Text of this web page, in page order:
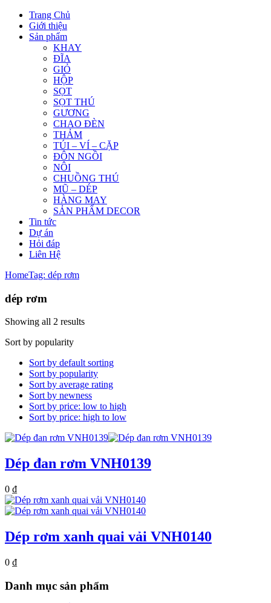
Trang Chủ
Giới thiệu
Sản phẩm
KHAY
ĐĨA
GIỎ
HỘP
SỌT
SỌT THÚ
GƯƠNG
CHAO ĐÈN
THẢM
TÚI – VÍ – CẶP
ĐÔN NGỒI
NÔI
CHUỒNG THÚ
MŨ – DÉP
HÀNG MAY
SẢN PHẨM DECOR
Tin tức
Dự án
Hỏi đáp
Liên Hệ
HomeTag: dép rơm
dép rơm
Showing all 2 results
Sort by popularity
Sort by default sorting
Sort by popularity
Sort by average rating
Sort by newness
Sort by price: low to high
Sort by price: high to low
Dép đan rơm VNH0139
0 ₫
Dép rơm xanh quai vải VNH0140
0 ₫
Danh mục sản phẩm